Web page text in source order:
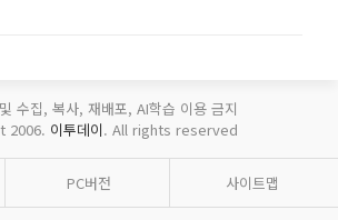
수집, 복사, 재배포, AI학습 이용 금지
2006. 이투데이. All rights reserved
PC버전 사이트맵